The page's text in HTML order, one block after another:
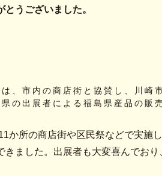
うございました。
、市内の商店街と協賛し、川
の出展者による福島県産品の販
か所の商店街や区民祭などで実施
きました。出展者も大変喜んでお